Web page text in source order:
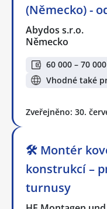
(Německo) -
Abydos s.r.o.
Německo
60 000 – 70
Vhodné také
Zveřejněno: 30.
🛠️ Montér
konstrukcí –
turnusy